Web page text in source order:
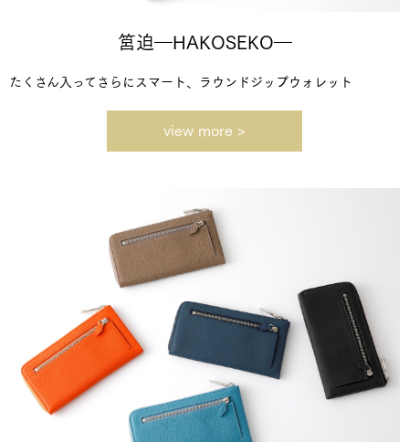
筥迫―HAKOSEKO―
たくさん入ってさらにスマート、ラウンドジップウォレット
view more >